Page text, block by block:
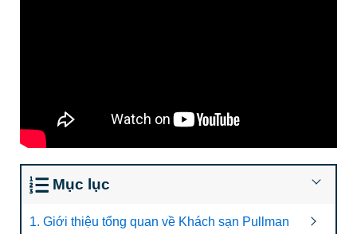
Mục lục
1. Giới thiệu tổng quan về Khách sạn Pullman